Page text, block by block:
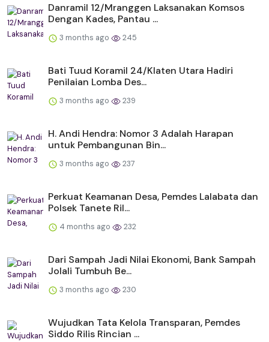
Danramil 12/Mranggen Laksanakan Komsos
Dengan Kades, Pantau ...
3 months ago 245
Bati Tuud Koramil 24/Klaten Utara Hadiri
Penilaian Lomba Des...
3 months ago 239
H. Andi Hendra: Nomor 3 Adalah Harapan
untuk Pembangunan Bin...
3 months ago 237
Perkuat Keamanan Desa, Pemdes Lalabata dan
Polsek Tanete Ril...
4 months ago 232
Dari Sampah Jadi Nilai Ekonomi, Bank Sampah
Jolali Tumbuh Be...
3 months ago 230
Wujudkan Tata Kelola Transparan, Pemdes
Siddo Rilis Rincian ...